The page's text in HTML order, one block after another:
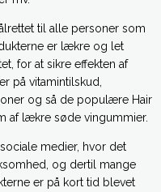
til alle personer som
er lækre og let
for at sikre effekten af
på vitamintilskud,
og så de populære Hair
af lækre søde vingummier.
medier, hvor det
og dertil mange
er på kort tid blevet